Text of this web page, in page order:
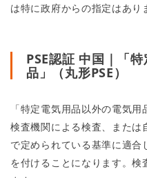
は特に政府からの指定はあり
PSE認証 中国｜「
品」（丸形PSE）
「特定電気用品以外の電気
検査機関による検査、また
で定められている基準に適合
を付けることになります。検